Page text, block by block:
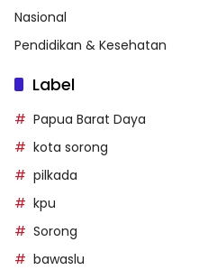
Nasional
Pendidikan & Kesehatan
Label
Papua Barat Daya
kota sorong
pilkada
kpu
Sorong
bawaslu